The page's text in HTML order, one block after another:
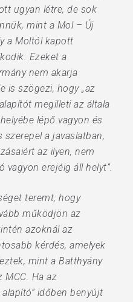
ugyan létre, de sok
mint a Mol – Új
a Moltól kapott
Ezeket a
nem akarja
is szögezi, hogy „az
megilleti az általa
lépő vagyon és
szerepel a javaslatban,
az ilyen, nem
vagyon erejéig áll helyt”.
teremt, hogy
működjön az
azoknál az
kérdés, amelyek
mint a Batthyány
MCC. Ha az
időben benyújt